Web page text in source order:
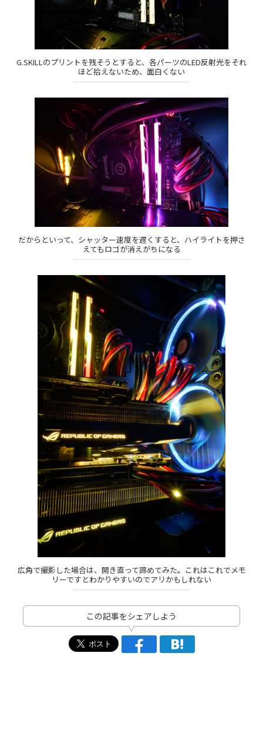
G.SKILLのプリントを残そうとすると、各パーツのLED反射光をそれ
ほど拾えないため、面白くない
だからといって、シャッター速度を遅くすると、ハイライトを押さ
えてもロゴが消えがちになる
広角で撮影した場合は、開き直って諦めてみた。これはこれでメモ
リーですとわかりやすいのでアリかもしれない
この記事をシェアしよう